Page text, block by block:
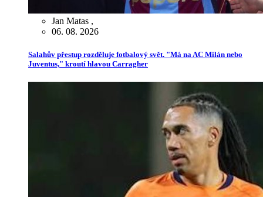
Jan Matas ,
06. 08. 2026
Salahův přestup rozděluje fotbalový svět. "Má na AC Milán nebo
Juventus," kroutí hlavou Carragher